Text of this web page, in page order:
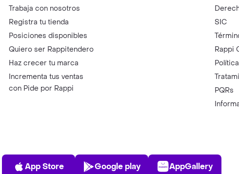
Trabaja con nosotros
Registra tu tienda
Posiciones disponibles
Quiero ser Rappitendero
Haz crecer tu marca
Incrementa tus ventas
con Pide por Rappi
SIC
Rappi
PQRs
App Store
App Store
Play Store
Google play
AppGallery
AppGallery